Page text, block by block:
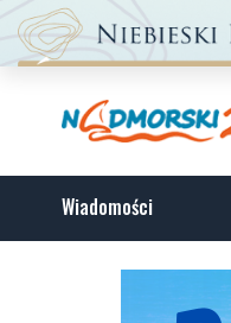
Wiadomości